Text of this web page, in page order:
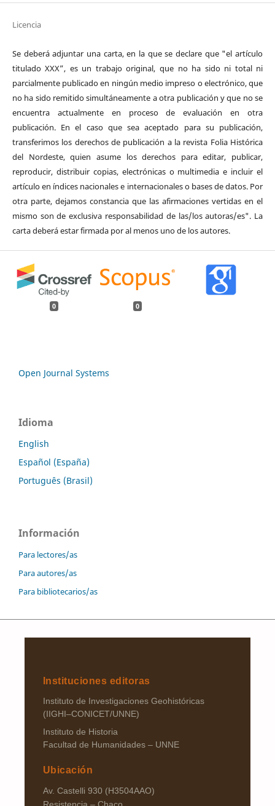
Licencia
Se deberá adjuntar una carta, en la que se declare que "el artículo
titulado XXX”, es un trabajo original, que no ha sido ni total ni
parcialmente publicado en ningún medio impreso o electrónico, que
no ha sido remitido simultáneamente a otra publicación y que no se
encuentra actualmente en proceso de evaluación en otra
publicación. En el caso que sea aceptado para su publicación,
transferimos los derechos de publicación a la revista Folia Histórica
del Nordeste, quien asume los derechos para editar, publicar,
reproducir, distribuir copias, electrónicas o multimedia e incluir el
artículo en índices nacionales e internacionales o bases de datos. Por
otra parte, dejamos constancia que las afirmaciones vertidas en el
mismo son de exclusiva responsabilidad de las/los autoras/es". La
carta deberá estar firmada por al menos uno de los autores.
0 0
Open Journal Systems
Idioma
English
Español (España)
Português (Brasil)
Información
Para lectores/as
Para autores/as
Para bibliotecarios/as
Instituciones editoras
Instituto de Investigaciones Geohistóricas
(IIGHI–CONICET/UNNE)
Instituto de Historia
Facultad de Humanidades – UNNE
Ubicación
Av. Castelli 930 (H3504AAO)